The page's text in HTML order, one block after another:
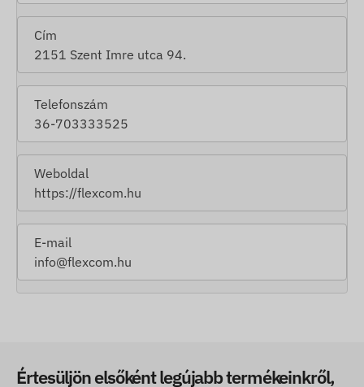
Cím
2151 Szent Imre utca 94.
Telefonszám
36-703333525
Weboldal
https://flexcom.hu
E-mail
info@flexcom.hu
Értesüljön elsőként legújabb termékeinkről,